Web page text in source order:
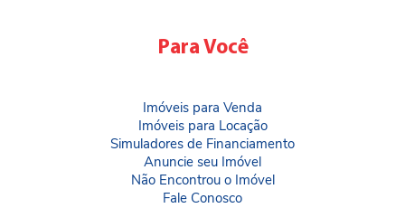
Para Você
Imóveis para Venda
Imóveis para Locação
Simuladores de Financiamento
Anuncie seu Imóvel
Não Encontrou o Imóvel
Fale Conosco